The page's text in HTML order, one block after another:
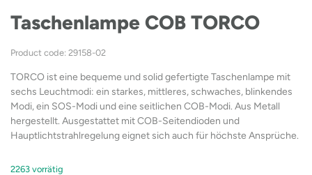
Taschenlampe COB TORCO
Product code: 29158-02
TORCO ist eine bequeme und solid gefertigte Taschenlampe mit
sechs Leuchtmodi: ein starkes, mittleres, schwaches, blinkendes
Modi, ein SOS-Modi und eine seitlichen COB-Modi. Aus Metall
hergestellt. Ausgestattet mit COB-Seitendioden und
Hauptlichtstrahlregelung eignet sich auch für höchste Ansprüche.
2263 vorrätig